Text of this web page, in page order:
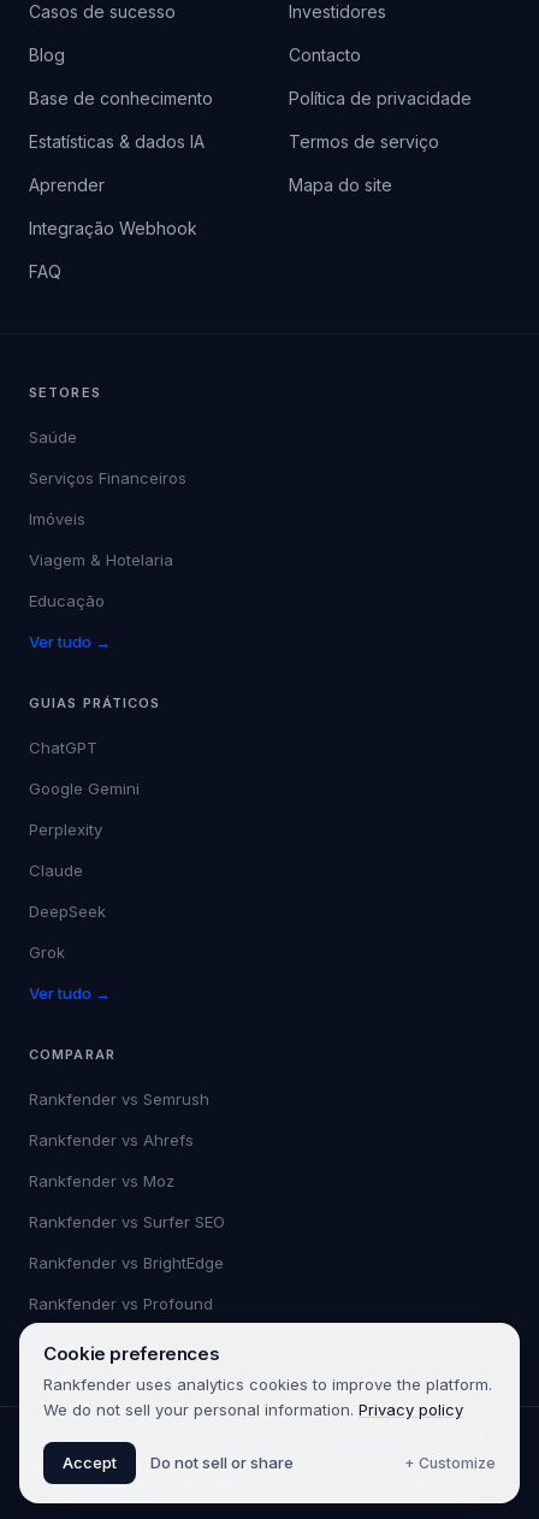
Casos de sucesso
Blog
Base de conhecimento
Estatísticas & dados IA
Aprender
Integração Webhook
FAQ
Investidores
Contacto
Política de privacidade
Termos de serviço
Mapa do site
SETORES
Saúde
Serviços Financeiros
Imóveis
Viagem & Hotelaria
Educação
Ver tudo →
GUIAS PRÁTICOS
ChatGPT
Google Gemini
Perplexity
Claude
DeepSeek
Grok
Ver tudo →
COMPARAR
Rankfender vs Semrush
Rankfender vs Ahrefs
Rankfender vs Moz
Rankfender vs Surfer SEO
Rankfender vs BrightEdge
Rankfender vs Profound
Ver tudo →
©2026Rankfender.
um produto da 361SEO.
Política de privacidade
Cookie preferences
Rankfender uses analytics cookies to improve the platform.
We do not sell your personal information. Privacy policy
Accept Do not sell or share + Customize